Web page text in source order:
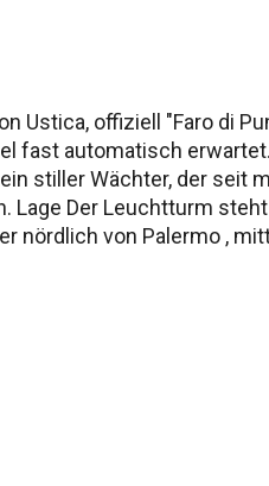
Ustica, offiziell "Faro di
fast automatisch
stiller Wächter, der seit
Lage Der Leuchtturm
nördlich von Palermo ,
gewählt. Von hier aus